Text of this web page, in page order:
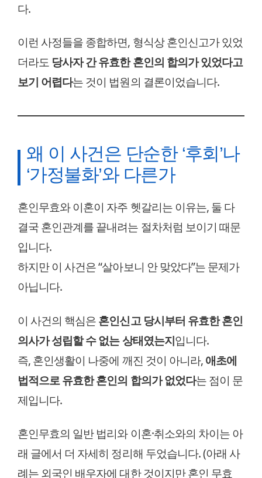
다.
이런 사정들을 종합하면, 형식상 혼인신고가 있었
더라도 당사자 간 유효한 혼인의 합의가 있었다고
보기 어렵다는 것이 법원의 결론이었습니다.
왜 이 사건은 단순한 ‘후회’나
‘가정불화’와 다른가
혼인무효와 이혼이 자주 헷갈리는 이유는, 둘 다
결국 혼인관계를 끝내려는 절차처럼 보이기 때문
입니다.
하지만 이 사건은 “살아보니 안 맞았다”는 문제가
아닙니다.
이 사건의 핵심은혼인신고 당시부터 유효한 혼인
의사가 성립할 수 없는 상태였는지입니다.
즉, 혼인생활이 나중에 깨진 것이 아니라,애초에
법적으로 유효한 혼인의 합의가 없었다는 점이 문
제입니다.
혼인무효의 일반 법리와 이혼·취소와의 차이는 아
래 글에서 더 자세히 정리해 두었습니다. (아래 사
례는 외국인 배우자에 대한 것이지만 혼인 무효